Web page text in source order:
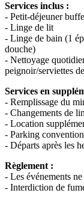
Services inclus :
- Petit-déjeuner
- Linge de lit
- Linge de bain (1
douche)
- Nettoyage
peignoir/serviettes
Services en
- Remplissage du
- Changements de
- Location
- Parking
- Départs après les
Règlement :
- Les événements
- Interdiction de